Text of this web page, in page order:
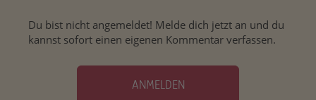
Du bist nicht angemeldet! Melde dich jetzt an und du
kannst sofort einen eigenen Kommentar verfassen.
ANMELDEN